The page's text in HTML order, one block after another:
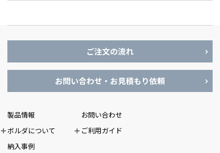
ご注文の流れ
お問い合わせ・お見積もり依頼
製品情報
ボルダについて
納入事例
お問い合わせ
ご利用ガイド